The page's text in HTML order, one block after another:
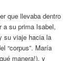
que llevaba dentro
a su prima Isabel,
su viaje hacia la
“corpus”. María
manera!), y